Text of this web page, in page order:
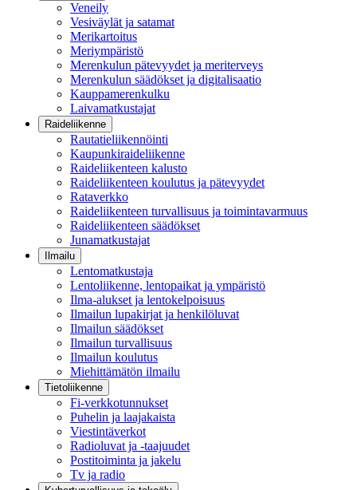
Veneily
Vesiväylät ja satamat
Merikartoitus
Meriympäristö
Merenkulun pätevyydet ja meriterveys
Merenkulun säädökset ja digitalisaatio
Kauppamerenkulku
Laivamatkustajat
Raideliikenne
Rautatieliikennöinti
Kaupunkiraideliikenne
Raideliikenteen kalusto
Raideliikenteen koulutus ja pätevyydet
Rataverkko
Raideliikenteen turvallisuus ja toimintavarmuus
Raideliikenteen säädökset
Junamatkustajat
Ilmailu
Lentomatkustaja
Lentoliikenne, lentopaikat ja ympäristö
Ilma-alukset ja lentokelpoisuus
Ilmailun lupakirjat ja henkilöluvat
Ilmailun säädökset
Ilmailun turvallisuus
Ilmailun koulutus
Miehittämätön ilmailu
Tietoliikenne
Fi-verkkotunnukset
Puhelin ja laajakaista
Viestintäverkot
Radioluvat ja -taajuudet
Postitoiminta ja jakelu
Tv ja radio